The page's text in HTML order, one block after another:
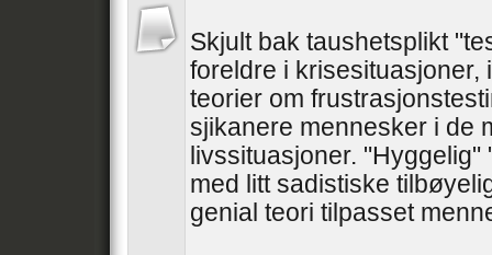
Skjult bak taushetsplikt
foreldre i krisesituasjoner,
teorier om
sjikanere mennesker i de
livssituasjoner.
med litt sadistiske
genial teori tilpasset